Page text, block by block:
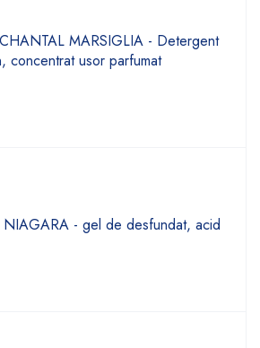
MARSIGLIA - Detergent
concentrat usor parfumat
- gel de desfundat, acid